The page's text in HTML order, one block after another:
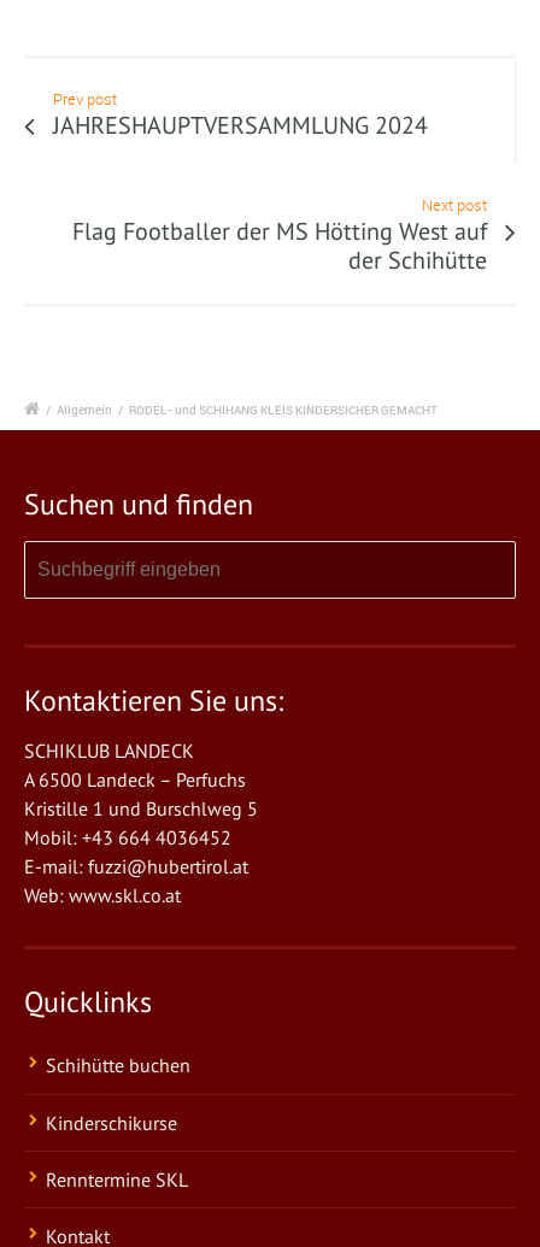
Prev post
JAHRESHAUPTVERSAMMLUNG 2024
Next post
Flag Footballer der MS Hötting West auf
der Schihütte
/ Allgemein / RODEL- und SCHIHANG KLEIS KINDERSICHER GEMACHT
Suchen und finden
Kontaktieren Sie uns:
SCHIKLUB LANDECK
A 6500 Landeck – Perfuchs
Kristille 1 und Burschlweg 5
Mobil: +43 664 4036452
E-mail: fuzzi@hubertirol.at
Web: www.skl.co.at
Quicklinks
Schihütte buchen
Kinderschikurse
Renntermine SKL
Kontakt